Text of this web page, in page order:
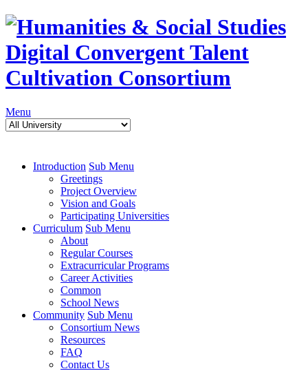
Menu
Introduction Sub Menu
Greetings
Project Overview
Vision and Goals
Participating Universities
Curriculum Sub Menu
About
Regular Courses
Extracurricular Programs
Career Activities
Common
School News
Community Sub Menu
Consortium News
Resources
FAQ
Contact Us